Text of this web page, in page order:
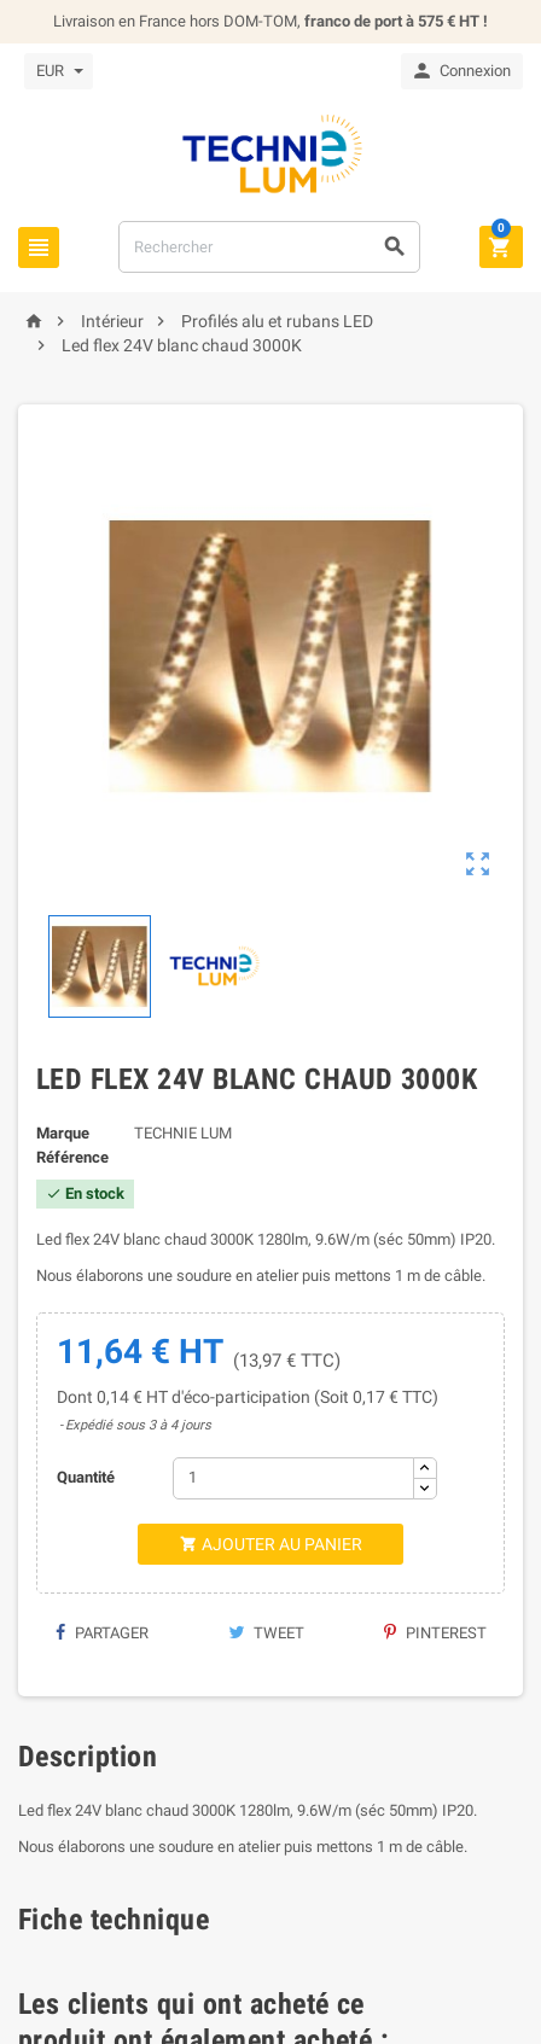
Livraison en France hors DOM-TOM, franco de port à 575 € HT !
EUR  Connexion
  
0
  Intérieur 
Profilés alu et rubans LED

Led flex 24V blanc chaud 3000K

LED FLEX 24V BLANC CHAUD 3000K
Marque
TECHNIE LUM
Référence
 En stock
Led flex 24V blanc chaud 3000K 1280lm, 9.6W/m (séc 50mm) IP20.
Nous élaborons une soudure en atelier puis mettons 1 m de câble.
11,64 € HT (13,97 € TTC)
Dont 0,14 € HT d'éco-participation (Soit 0,17 € TTC)
Expédié sous 3 à 4 jours
Quantité
 AJOUTER AU PANIER
PARTAGER TWEET PINTEREST
Description
Led flex 24V blanc chaud 3000K 1280lm, 9.6W/m (séc 50mm) IP20.
Nous élaborons une soudure en atelier puis mettons 1 m de câble.
Fiche technique
Les clients qui ont acheté ce